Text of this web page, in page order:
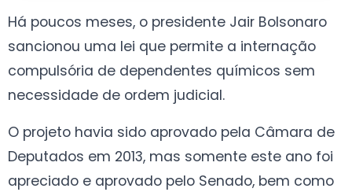
Há poucos meses, o presidente Jair Bolsonaro
sancionou uma lei que permite a internação
compulsória de dependentes químicos sem
necessidade de ordem judicial.
O projeto havia sido aprovado pela Câmara de
Deputados em 2013, mas somente este ano foi
apreciado e aprovado pelo Senado, bem como